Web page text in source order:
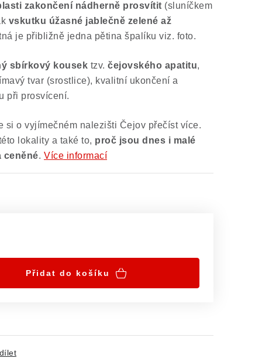
zakončení nádherně prosvítit (sluníčkem
vskutku úžasné jablečně zelené až
je přibližně jedna pětina špalíku viz. foto.
sbírkový kousek tzv. čejovského apatitu,
tvar (srostlice), kvalitní ukončení a
při prosvícení.
si o vyjímečném nalezišti Čejov přečíst více.
lokality a také to, proč jsou dnes i malé
ceněné. Více informací
Přidat do košíku